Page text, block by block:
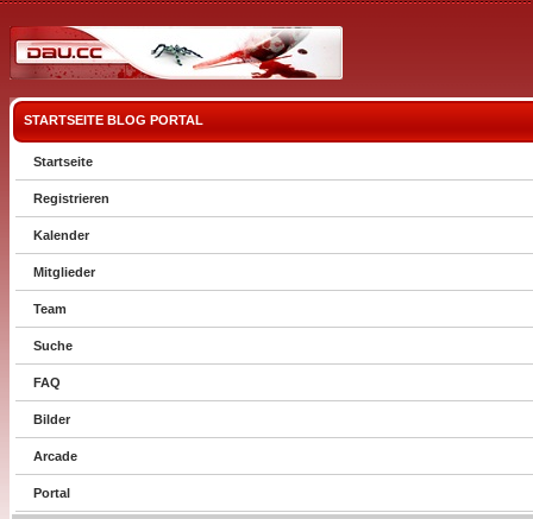
STARTSEITE BLOG PORTAL
Startseite
Registrieren
Kalender
Mitglieder
Team
Suche
FAQ
Bilder
Arcade
Portal